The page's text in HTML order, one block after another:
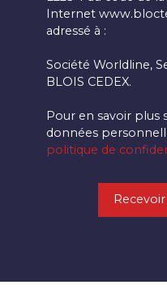
Internet
adressé à :
Société Worldline,
BLOIS CEDEX.
Pour en savoir plus
données
politique de